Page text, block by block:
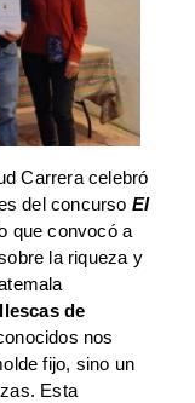
Carrera celebró
del concurso El
que convocó a
la riqueza y
de
nos
fijo, sino un
Esta